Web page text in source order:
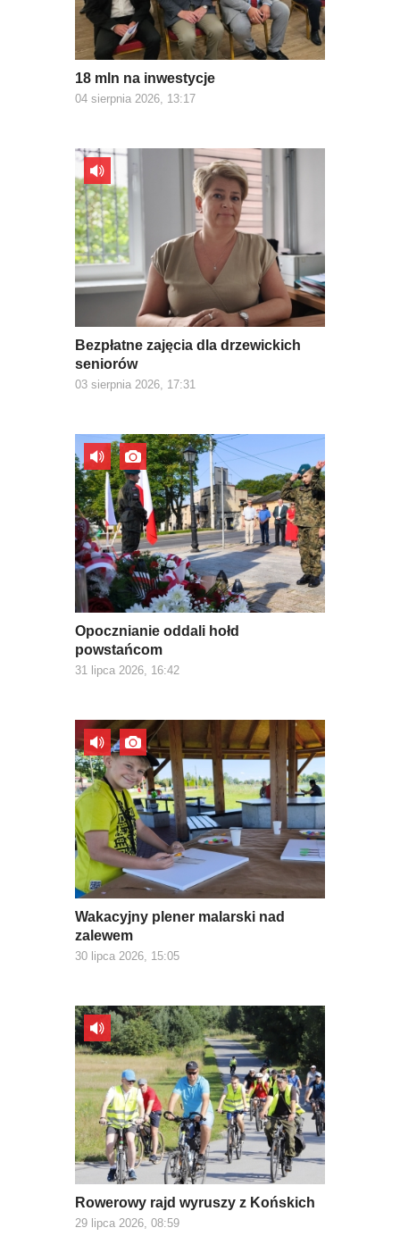
18 mln na inwestycje
04 sierpnia 2026, 13:17
Bezpłatne zajęcia dla drzewickich
seniorów
03 sierpnia 2026, 17:31
Opocznianie oddali hołd
powstańcom
31 lipca 2026, 16:42
Wakacyjny plener malarski nad
zalewem
30 lipca 2026, 15:05
Rowerowy rajd wyruszy z Końskich
29 lipca 2026, 08:59